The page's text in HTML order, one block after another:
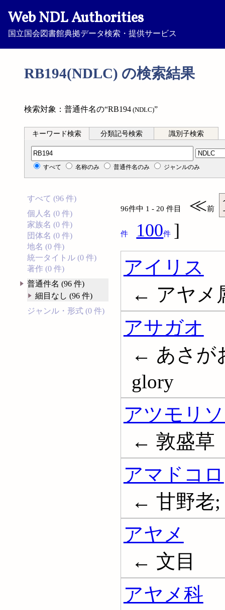
Web NDL Authorities
国立国会図書館典拠データ検索・提供サービス
RB194(NDLC) の検索結果
検索対象：普通件名の“RB194 (NDLC)”
キーワード検索 分類記号検索 識別子検索
分類記号検索
すべて 名称のみ 普通件名のみ ジャンルのみ
すべて (96 件)
個人名 (0 件)
家族名 (0 件)
団体名 (0 件)
地名 (0 件)
統一タイトル (0 件)
著作 (0 件)
普通件名 (96 件)
細目なし (96 件)
ジャンル・形式 (0 件)
96件中 1 - 20 件目 ≪前
件 100件 ]
アイリス
← アヤメ
アサガオ
← あさが
glory
アツモリ
← 敦盛草
アマドコロ
← 甘野老;
アヤメ
← 文目
アヤメ科